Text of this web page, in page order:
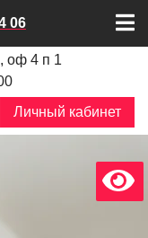
06
оф 4 п 1
Личный кабинет